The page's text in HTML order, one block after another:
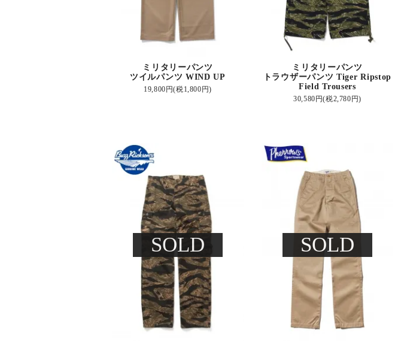
ミリタリーパンツ
ツイルパンツ WIND UP
19,800円(税1,800円)
ミリタリーパンツ
トラウザーパンツ Tiger Ripstop
Field Trousers
30,580円(税2,780円)
SOLD SOLD